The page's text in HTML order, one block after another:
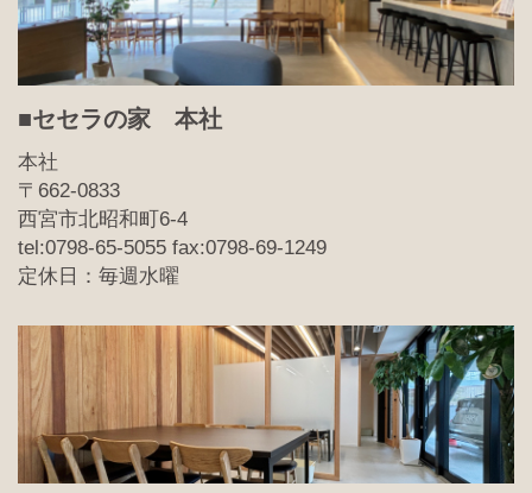
■セセラの家 本社
本社
〒662-0833
西宮市北昭和町6-4
tel:0798-65-5055 fax:0798-69-1249
定休日：毎週水曜